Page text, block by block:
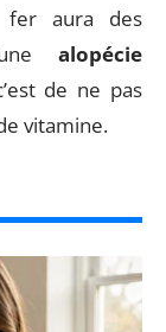
fer aura des
alopécie
de ne pas
vitamine.